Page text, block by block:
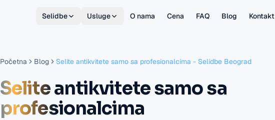
Selidbe Usluge O nama Cena FAQ Blog Kontakt
Početna Blog Selite antikvitete samo sa profesionalcima - Selidbe Beograd
Selite antikvitete samo sa
profesionalcima